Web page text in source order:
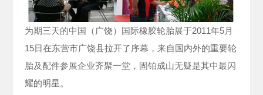
为期三天的中国（广饶）国际橡胶轮胎展于2011年5月
15日在东营市广饶县拉开了序幕，来自国内外的重要轮
胎及配件参展企业齐聚一堂，固铂成山无疑是其中最闪
耀的明星。